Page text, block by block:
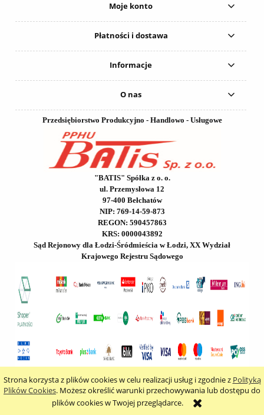
Strona korzysta z plików cookies w celu realizacji usług i zgodnie z Polityką
Plików Cookies. Możesz określić warunki przechowywania lub dostępu do
plików cookies w Twojej przeglądarce.
Moje konto
Płatności i dostawa
Informacje
O nas
Przedsiębiorstwo Produkcyjno - Handlowo - Usługowe
"BATIS" Spółka z o. o.
ul. Przemysłowa 12
97-400 Bełchatów
NIP: 769-14-59-873
REGON: 590457863
KRS: 0000043892
Sąd Rejonowy dla Łodzi-Śródmieścia w Łodzi, XX Wydział
Krajowego Rejestru Sądowego
pokaż pełną wersję strony
Sklep internetowy Shoper.pl